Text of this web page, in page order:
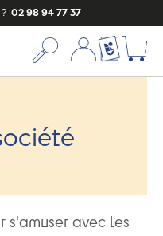
02 98 94 77 37
Mon compte
Ma liste
s'amuser avec les